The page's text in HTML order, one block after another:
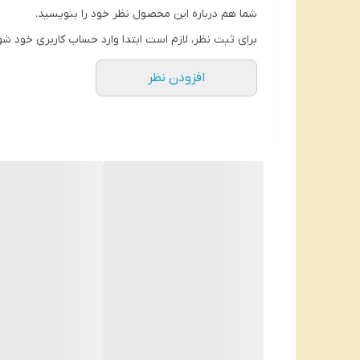
شما هم درباره این محصول نظر خود را بنویسید.
برای ثبت نظر، لازم است ابتدا وارد حساب کاربری خود
افزودن نظر